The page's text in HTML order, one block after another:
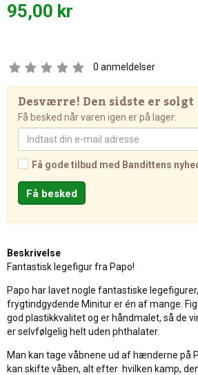
95,00 kr
0 anmeldelser
Desværre! Den sidste er solgt
Få besked når varen igen er på lager:
Få gode tilbud med Bandittens
Beskrivelse
Fantastisk legefigur fra Papo!
Papo har lavet nogle fantastiske
frygtindgydende Minitur er én af mange.
god plastikkvalitet og er håndmalet, så de
er selvfølgelig helt uden phthalater.
Man kan tage våbnene ud af hænderne på
kan skifte våben, alt efter hvilken kamp,